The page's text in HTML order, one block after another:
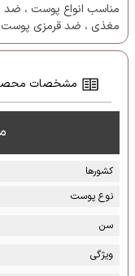
مناسب انواع پوست ، ضد
مغذی ، ضد قرمزی پوست ،
مشخصات
کشور‌ها
نوع پوست
سن
ویژگی